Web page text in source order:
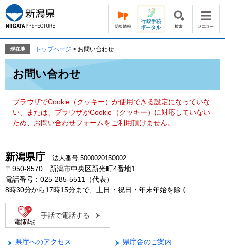
ー
ジ
の
頭
す。
ニ
ュ
ー
飛
て
現在地 トップページ > お問い合わせ
お問い合わせ
ブラウザでCookie（クッキー）が使用できる設定になっていな
い、または、ブラウザがCookie（クッキー）に対応していない
ため、お問い合わせフォームをご利用頂けません。
新潟県庁 法人番号 5000020150002
〒950-8570 新潟市中央区新光町4番地1
電話番号：025-285-5511（代表）
8時30分から17時15分まで、土日・祝日・年末年始を除く
手話で電話する
県庁へのアクセス
県庁舎のご案内